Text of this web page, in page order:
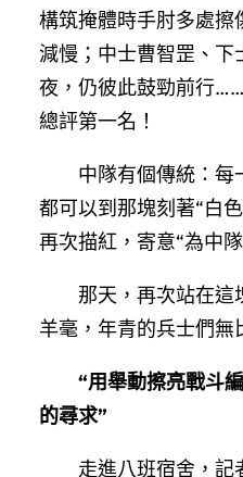
構筑掩體時手肘多處擦
減慢；中士曹智罡、
夜，仍彼此鼓勁前行
總評第一名！
中隊有個傳統：每
都可以到那塊刻著“白
再次描紅，寄意“為中隊
那天，再次站在這
羊毫，年青的兵士們無
“用舉動擦亮戰斗
的尋求”
走進八班宿舍，記